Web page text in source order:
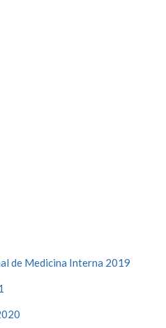
de Medicina Interna 2019